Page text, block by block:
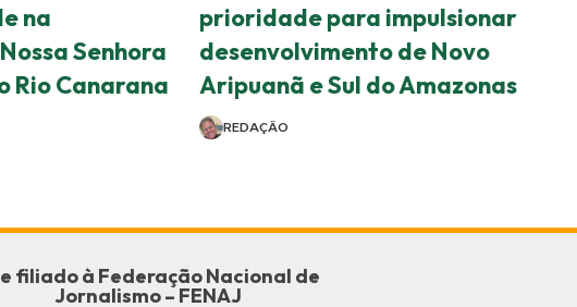
na
Senhora
Rio Canarana
prioridade para impulsionar
desenvolvimento de Novo
Aripuanã e Sul do Amazonas
REDAÇÃO
filiado à Federação Nacional de
Jornalismo – FENAJ